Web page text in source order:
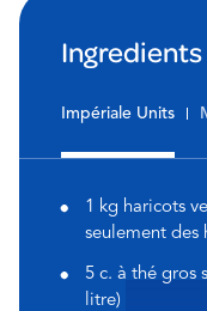
Ingredients
Impériale Units
1 kg haricots
seulement des
5 c. à thé gros
litre)